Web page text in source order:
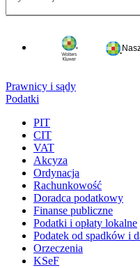
Prawnicy i sądy
Podatki
PIT
CIT
VAT
Akcyza
Ordynacja
Rachunkowość
Doradca podatkowy
Finanse publiczne
Podatki i opłaty lokalne
Podatek od spadków i
Orzeczenia
KSeF